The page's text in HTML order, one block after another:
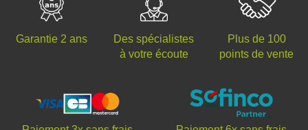
Garantie 2 ans
Des spécialistes
à votre écoute
Plus de 100
points de vente